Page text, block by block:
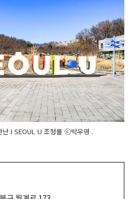
난 I SEOUL U 조형물 ⓒ박우영 .